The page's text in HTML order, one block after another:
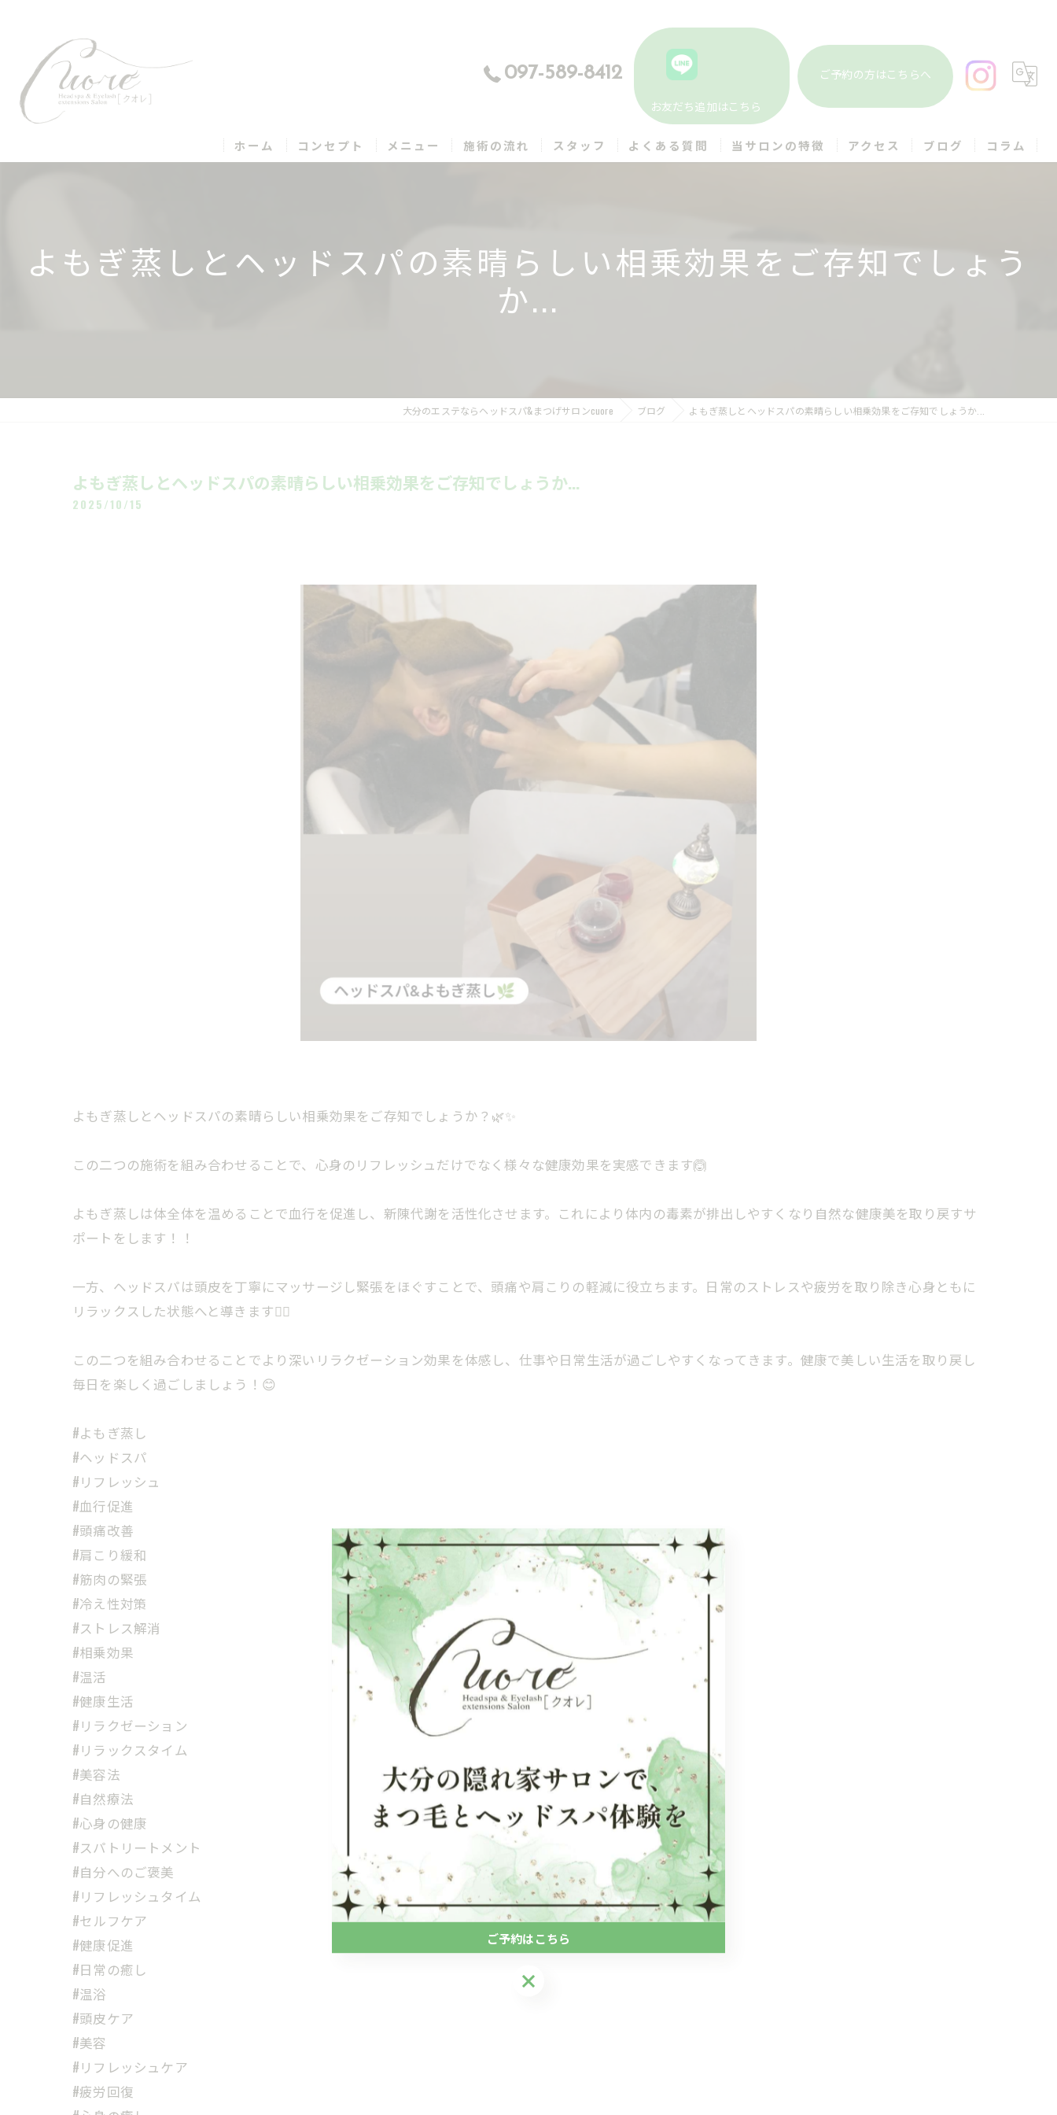
097-589-8412
お友だち追加はこちら
ご予約の方はこちらへ
ホーム コンセプト メニュー 施術の流れ スタッフ よくある質問 当サロンの特徴
まつ毛
アクセス ブログ コラム
よもぎ蒸しとヘッドスパの素晴らしい相乗効果をご存知でしょう
か...
大分のエステならヘッドスパ&まつげサロンcuore ブログ よもぎ蒸しとヘッドスパの素晴らしい相乗効果をご存知でしょうか...
よもぎ蒸しとヘッドスパの素晴らしい相乗効果をご存知でしょうか...
2025/10/15
よもぎ蒸しとヘッドスパの素晴らしい相乗効果をご存知でしょうか？🌿✨
この二つの施術を組み合わせることで、心身のリフレッシュだけでなく様々な健康効果を実感できます🙆
よもぎ蒸しは体全体を温めることで血行を促進し、新陳代謝を活性化させます。これにより体内の毒素が排出しやすくなり自然な健康美を取り戻すサ
ポートをします！！
一方、ヘッドスパは頭皮を丁寧にマッサージし緊張をほぐすことで、頭痛や肩こりの軽減に役立ちます。日常のストレスや疲労を取り除き心身ともに
リラックスした状態へと導きます💆‍♀️
この二つを組み合わせることでより深いリラクゼーション効果を体感し、仕事や日常生活が過ごしやすくなってきます。健康で美しい生活を取り戻し
毎日を楽しく過ごしましょう！😊
#よもぎ蒸し
#ヘッドスパ
#リフレッシュ
#血行促進
#頭痛改善
#肩こり緩和
#筋肉の緊張
#冷え性対策
#ストレス解消
#相乗効果
#温活
#健康生活
#リラクゼーション
#リラックスタイム
#美容法
#自然療法
#心身の健康
#スパトリートメント
#自分へのご褒美
#リフレッシュタイム
#セルフケア
#健康促進
#日常の癒し
#温浴
#頭皮ケア
#美容
#リフレッシュケア
#疲労回復
ご予約はこちら
ご予約はこちら